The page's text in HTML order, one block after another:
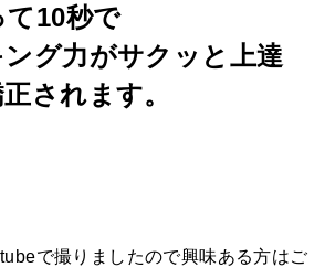
10秒で
グ力がサクッと上達
されます。
で撮りましたので興味ある方はご